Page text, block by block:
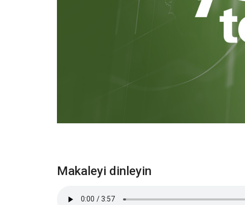
Makaleyi dinleyin